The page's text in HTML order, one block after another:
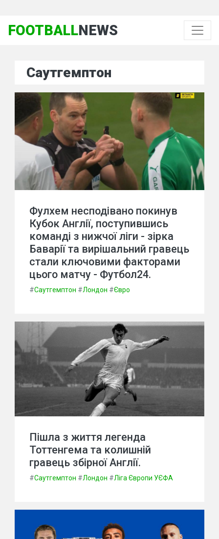
FOOTBALLNEWS
Саутгемптон
Фулхем несподівано покинув
Кубок Англії, поступившись
команді з нижчої ліги - зірка
Баварії та вирішальний гравець
стали ключовими факторами
цього матчу - Футбол24.
#Саутгемптон #Лондон #Євро
Пішла з життя легенда
Тоттенгема та колишній
гравець збірної Англії.
#Саутгемптон #Лондон #Ліга Європи УЄФА